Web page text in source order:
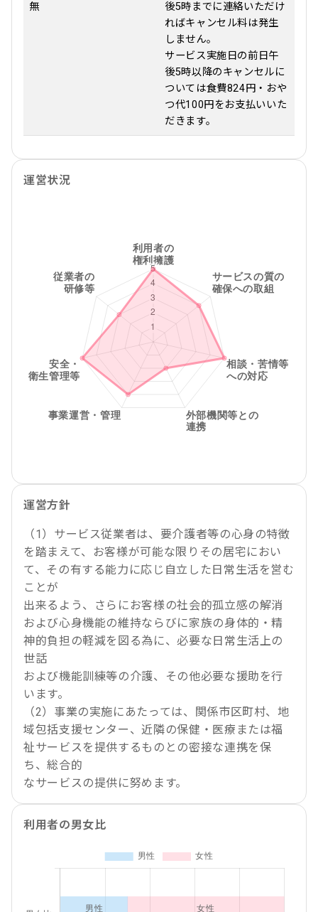
無
後5時までに連絡いただけ
ればキャンセル料は発生
しません。
サービス実施日の前日午
後5時以降のキャンセルに
ついては食費824円・おや
つ代100円をお支払いいた
だきます。
運営状況
運営方針
（1）サービス従業者は、要介護者等の心身の特徴
を踏まえて、お客様が可能な限りその居宅におい
て、その有する能力に応じ自立した日常生活を営む
ことが
出来るよう、さらにお客様の社会的孤立感の解消
および心身機能の維持ならびに家族の身体的・精
神的負担の軽減を図る為に、必要な日常生活上の
世話
および機能訓練等の介護、その他必要な援助を行
います。
（2）事業の実施にあたっては、関係市区町村、地
域包括支援センター、近隣の保健・医療または福
祉サービスを提供するものとの密接な連携を保
ち、総合的
なサービスの提供に努めます。
利用者の男女比